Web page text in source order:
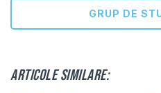
GRUP DE
Articole similare: